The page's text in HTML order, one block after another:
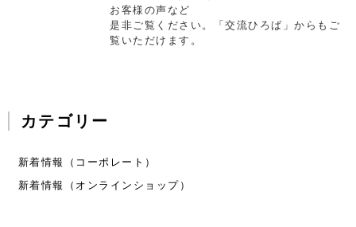
お客様の声など
是非ご覧ください。「交流ひろば」からもご
覧いただけます。
カテゴリー
新着情報（コーポレート）
新着情報（オンラインショップ）